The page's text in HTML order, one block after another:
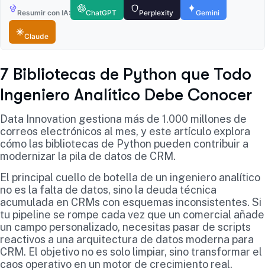
Resumir con IA: ChatGPT Perplexity Gemini
Claude
7 Bibliotecas de Python que Todo
Ingeniero Analítico Debe Conocer
Data Innovation gestiona más de 1.000 millones de
correos electrónicos al mes, y este artículo explora
cómo las bibliotecas de Python pueden contribuir a
modernizar la pila de datos de CRM.
El principal cuello de botella de un ingeniero analítico
no es la falta de datos, sino la deuda técnica
acumulada en CRMs con esquemas inconsistentes. Si
tu pipeline se rompe cada vez que un comercial añade
un campo personalizado, necesitas pasar de scripts
reactivos a una arquitectura de datos moderna para
CRM. El objetivo no es solo limpiar, sino transformar el
caos operativo en un motor de crecimiento real.